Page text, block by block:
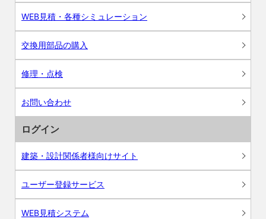
WEB見積・各種シミュレーション
交換用部品の購入
修理・点検
お問い合わせ
ログイン
建築・設計関係者様向けサイト
ユーザー登録サービス
WEB見積システム